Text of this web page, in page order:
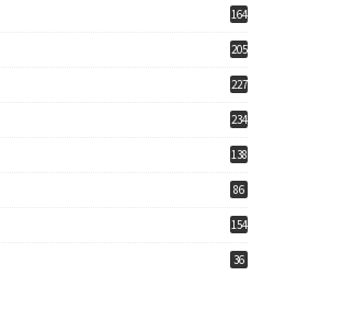
164
205
227
234
138
86
154
36